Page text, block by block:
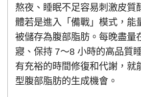
熬夜、睡眠不足容易刺激皮質
體若是進入「備戰」模式，能
被儲存為腹部脂肪。每晚盡量
寢、保持 7～8 小時的高品質
有充裕的時間修復和代謝，就
型腹部脂肪的生成機會。